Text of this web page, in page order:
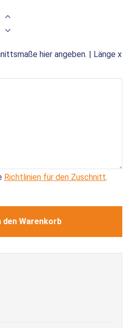
hier angeben. | Länge x
Richtlinien für den Zuschnitt.
den Warenkorb